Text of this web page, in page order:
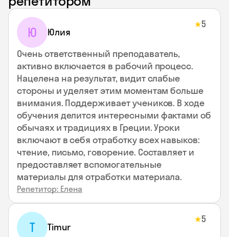
Ю Юлия
★5
Очень ответственный преподаватель,
активно включается в рабочий процесс.
Нацелена на результат, видит слабые
стороны и уделяет этим моментам больше
внимания. Поддерживает учеников. В ходе
обучения делится интересными фактами об
обычаях и традициях в Греции. Уроки
включают в себя отработку всех навыков:
чтение, письмо, говорение. Составляет и
предоставляет вспомогательные
материалы для отработки материала.
Репетитор: Елена
T Timur
★5